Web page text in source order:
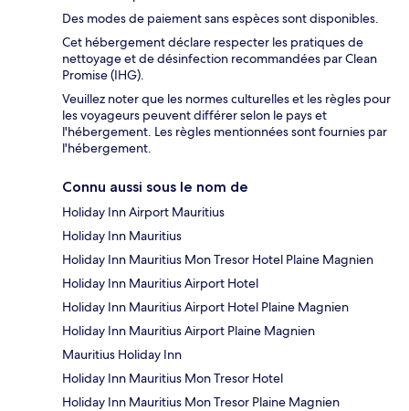
Des modes de paiement sans espèces sont disponibles.
Cet hébergement déclare respecter les pratiques de
nettoyage et de désinfection recommandées par Clean
Promise (IHG).
Veuillez noter que les normes culturelles et les règles pour
les voyageurs peuvent différer selon le pays et
l'hébergement. Les règles mentionnées sont fournies par
l'hébergement.
Connu aussi sous le nom de
Holiday Inn Airport Mauritius
Holiday Inn Mauritius
Holiday Inn Mauritius Mon Tresor Hotel Plaine Magnien
Holiday Inn Mauritius Airport Hotel
Holiday Inn Mauritius Airport Hotel Plaine Magnien
Holiday Inn Mauritius Airport Plaine Magnien
Mauritius Holiday Inn
Holiday Inn Mauritius Mon Tresor Hotel
Holiday Inn Mauritius Mon Tresor Plaine Magnien